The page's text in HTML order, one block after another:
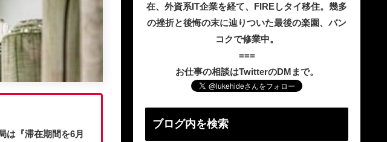
は『滞在期間を6月
在、外資系IT企業を経て、FIREしタイ移住。幾多
の挫折と後悔の末に辿りついた最後の楽園、バン
コクで修業中。
===
お仕事の相談はTwitterのDMまで。
ブログ内を検索